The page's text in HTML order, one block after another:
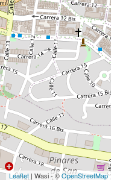
Leaflet | Wasi - ©OpenStreetMap